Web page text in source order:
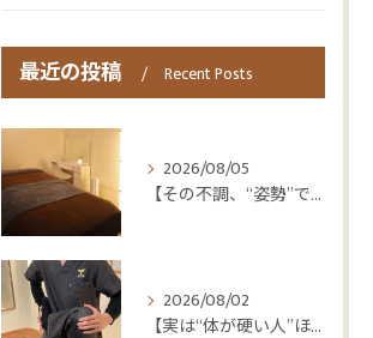
最近の投稿 Recent Posts
2026/08/05
【その不調、“姿勢”ではなく“呼吸”かもしれません😮‍💨】
2026/08/02
【実は“体が硬い人”ほど疲れやすい😳】